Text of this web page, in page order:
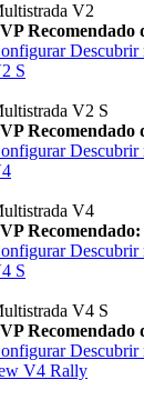
V2
Recomendado
Descubrir
S
V2 S
Recomendado
Descubrir
V4
Recomendado:
Descubrir
S
V4 S
Recomendado
Descubrir
V4 Rally